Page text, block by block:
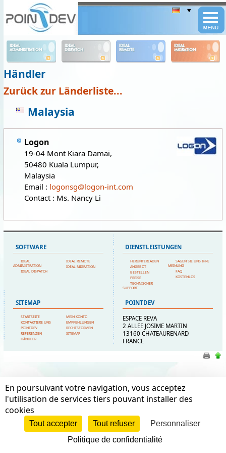
IDEAL
ADMINISTRATION
IDEAL
DISPATCH
IDEAL
REMOTE
IDEAL
MIGRATION
Händler
Zurück zur Länderliste...
Malaysia
Logon
19-04 Mont Kiara Damai,
50480 Kuala Lumpur,
Malaysia
Email : logonsg@logon-int.com
Contact : Ms. Nancy Li
SOFTWARE
IDEAL
ADMINISTRATION
IDEAL DISPATCH
IDEAL REMOTE
IDEAL MIGRATION
DIENSTLEISTUNGEN
HERUNTERLADEN
ANGEBOT
BESTELLEN
PREISE
TECHNISCHER
SUPPORT
SAGEN SIE UNS IHRE
MEINUNG
FAQ
KOSTENLOS
SITEMAP
STARTSEITE
KONTAKTIERE UNS
POINTDEV
REFERENZEN
HÄNDLER
MEIN KONTO
EMPFEHLUNGEN
RECHTSFORMEN
SITEMAP
POINTDEV
ESPACE REVA
2 ALLEE JOSIME MARTIN
13160 CHATEAURENARD
FRANCE
Panneau de gestion des cookies
En poursuivant votre navigation, vous acceptez
l'utilisation de services tiers pouvant installer des
cookies
Tout accepter Tout refuser
Personnaliser
Politique de confidentialité